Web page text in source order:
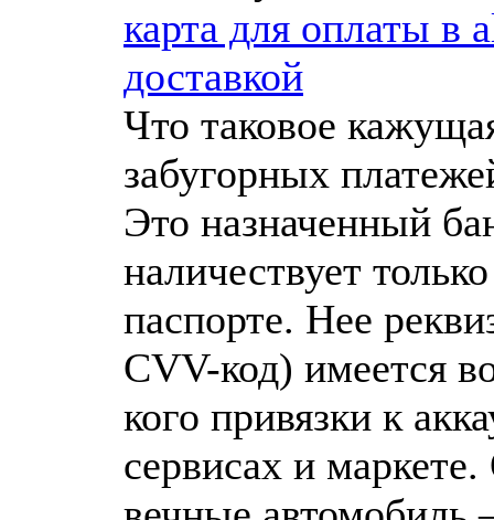
карта для оплаты в
доставкой
Что таковое
забугорных
Это назначенный
наличествует
паспорте. Нее
CVV-код) имеется
кого привязки к
сервисах и